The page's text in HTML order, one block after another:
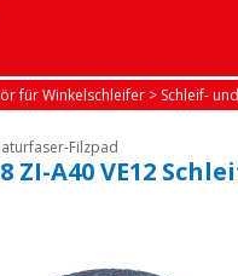
für Winkelschleifer > Schleif-
Filzpad
ZI-A40 VE12